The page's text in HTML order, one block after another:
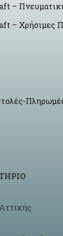
–
– Χρήσιμες